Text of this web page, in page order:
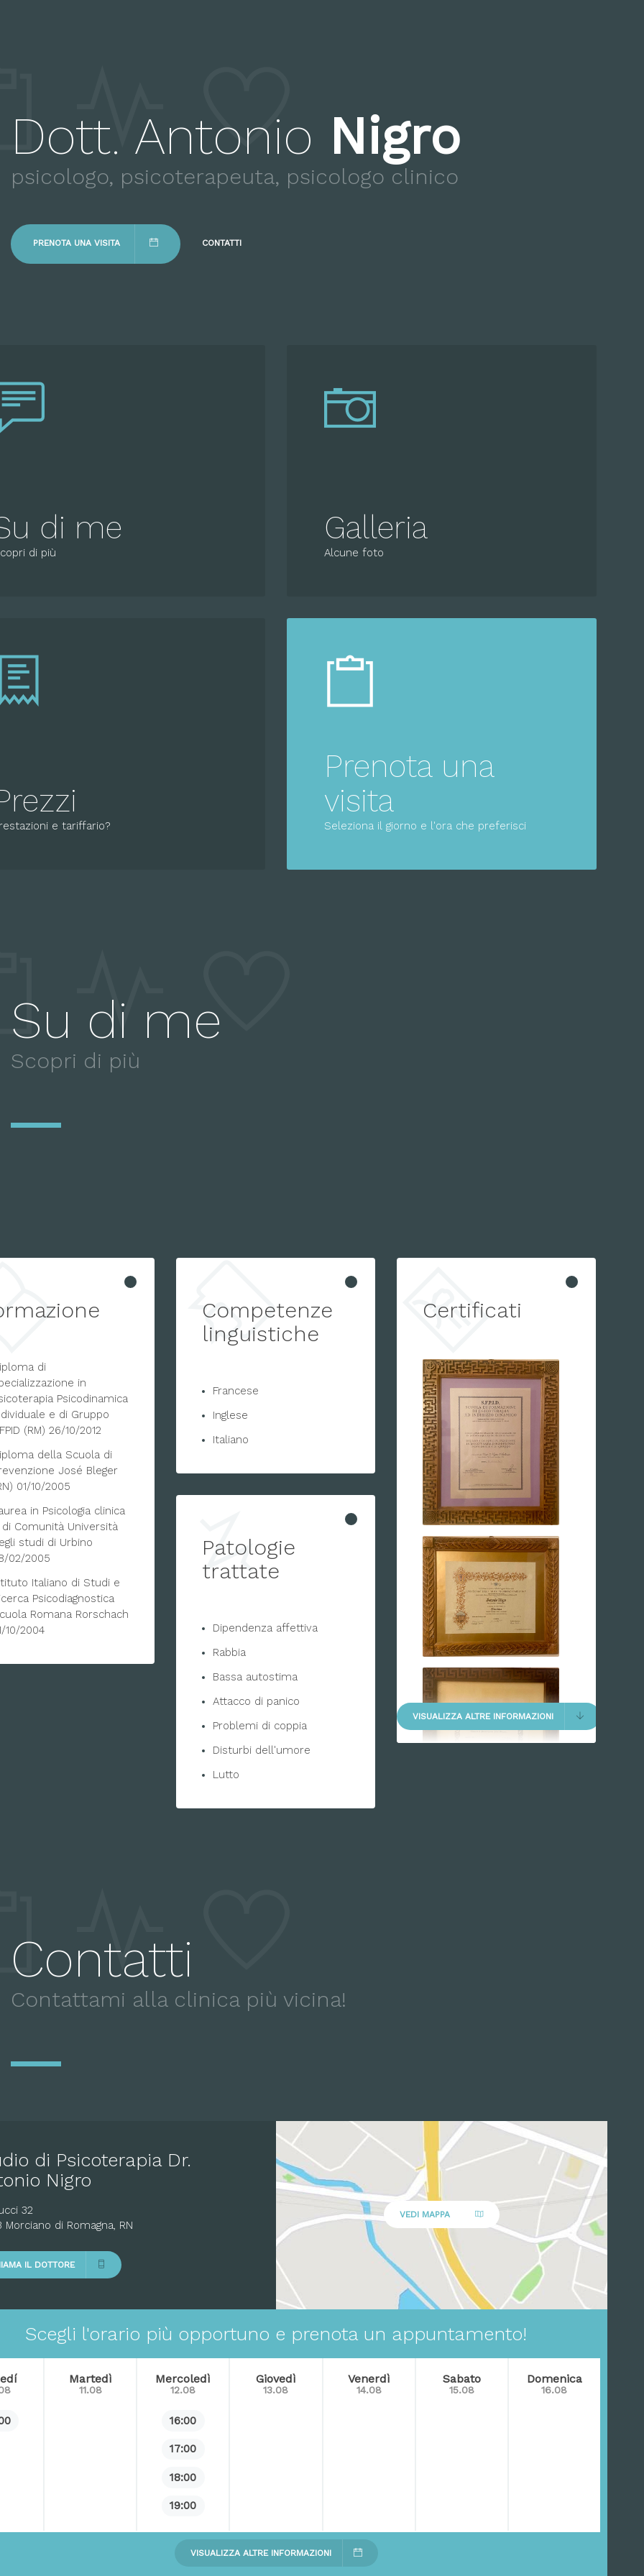
Dott. Antonio Nigro
psicologo, psicoterapeuta, psicologo clinico
PRENOTA UNA VISITA CONTATTI
di me
di più
Galleria
Alcune foto
e tariffario?
Prenota una
visita
Seleziona il giorno e l'ora che preferisci
Su di me
Scopri di più
di
in
Psicodinamica
e di Gruppo
(RM) 26/10/2012
della Scuola di
José Bleger
01/10/2005
in Psicologia clinica
Comunità Università
studi di Urbino
02/2005
Italiano di Studi e
Psicodiagnostica
Romana Rorschach
10/2004
Competenze
linguistiche
Francese
Inglese
Italiano
Certificati
VISUALIZZA ALTRE INFORMAZIONI
Patologie
trattate
Dipendenza affettiva
Rabbia
Bassa autostima
Attacco di panico
Problemi di coppia
Disturbi dell'umore
Lutto
Contatti
Contattami alla clinica più vicina!
di Psicoterapia Dr.
Nigro
32
Morciano di Romagna, RN
IL DOTTORE
VEDI MAPPA
Scegli l'orario più opportuno e prenota un appuntamento!
Martedì
11.08
Mercoledì
12.08
16:00
17:00
18:00
19:00
Giovedì
13.08
Venerdì
14.08
Sabato
15.08
Domenica
16.08
VISUALIZZA ALTRE INFORMAZIONI